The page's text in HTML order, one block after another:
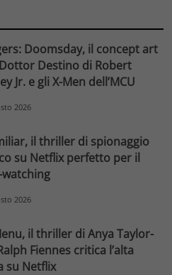
Doomsday, il concept art
Destino di Robert
Jr. e gli X-Men dell’MCU
2026
il thriller di spionaggio
su Netflix perfetto per il
watching
2026
il thriller di Anya Taylor-
Fiennes critica l’alta
su Netflix